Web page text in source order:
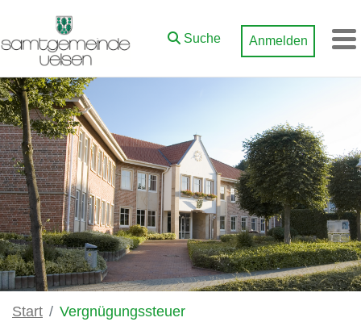
Zum Hauptinhalt springen
Suche
Anmelden
Start Vergnügungssteuer